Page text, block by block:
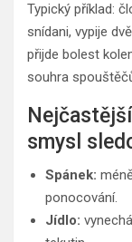
Typický příklad:
snídani, vypije
přijde bolest
souhra
smysl
Spánek:
ponocování.
Jídlo: